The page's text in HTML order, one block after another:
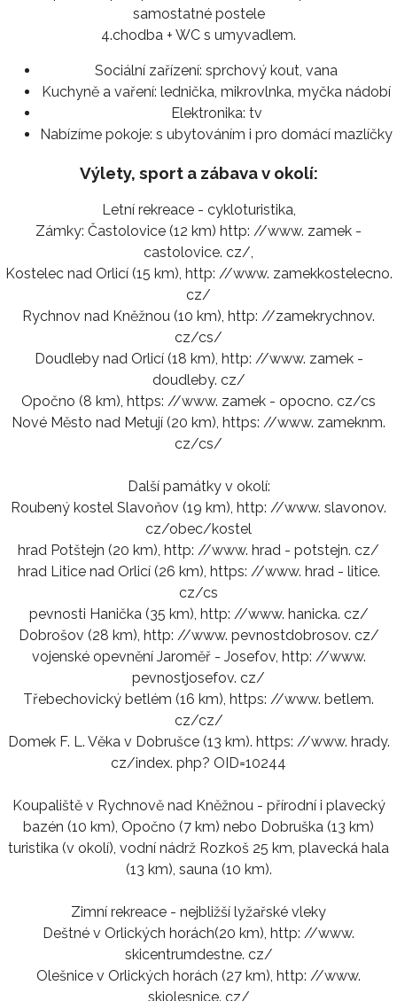
samostatné postele
4.chodba + WC s umyvadlem.
Sociální zařízení: sprchový kout, vana
Kuchyně a vaření: lednička, mikrovlnka, myčka nádobí
Elektronika: tv
Nabízíme pokoje: s ubytováním i pro domácí mazlíčky
Výlety, sport a zábava v okolí:
Letní rekreace - cykloturistika,
Zámky: Častolovice (12 km) http: //www. zamek -
castolovice. cz/,
Kostelec nad Orlicí (15 km), http: //www. zamekkostelecno.
cz/
Rychnov nad Kněžnou (10 km), http: //zamekrychnov.
cz/cs/
Doudleby nad Orlicí (18 km), http: //www. zamek -
doudleby. cz/
Opočno (8 km), https: //www. zamek - opocno. cz/cs
Nové Město nad Metují (20 km), https: //www. zameknm.
cz/cs/
Další památky v okolí:
Roubený kostel Slavoňov (19 km), http: //www. slavonov.
cz/obec/kostel
hrad Potštejn (20 km), http: //www. hrad - potstejn. cz/
hrad Litice nad Orlicí (26 km), https: //www. hrad - litice.
cz/cs
pevnosti Hanička (35 km), http: //www. hanicka. cz/
Dobrošov (28 km), http: //www. pevnostdobrosov. cz/
vojenské opevnění Jaroměř - Josefov, http: //www.
pevnostjosefov. cz/
Třebechovický betlém (16 km), https: //www. betlem.
cz/cz/
Domek F. L. Věka v Dobrušce (13 km). https: //www. hrady.
cz/index. php? OID=10244
Koupaliště v Rychnově nad Kněžnou - přírodní i plavecký
bazén (10 km), Opočno (7 km) nebo Dobruška (13 km)
turistika (v okolí), vodní nádrž Rozkoš 25 km, plavecká hala
(13 km), sauna (10 km).
Zimní rekreace - nejbližší lyžařské vleky
Deštné v Orlických horách(20 km), http: //www.
skicentrumdestne. cz/
Olešnice v Orlických horách (27 km), http: //www.
skiolesnice. cz/